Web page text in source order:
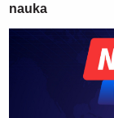
nauka